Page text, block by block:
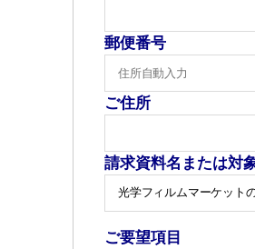
郵便番号
ご住所
請求資料名または対
ご要望項目